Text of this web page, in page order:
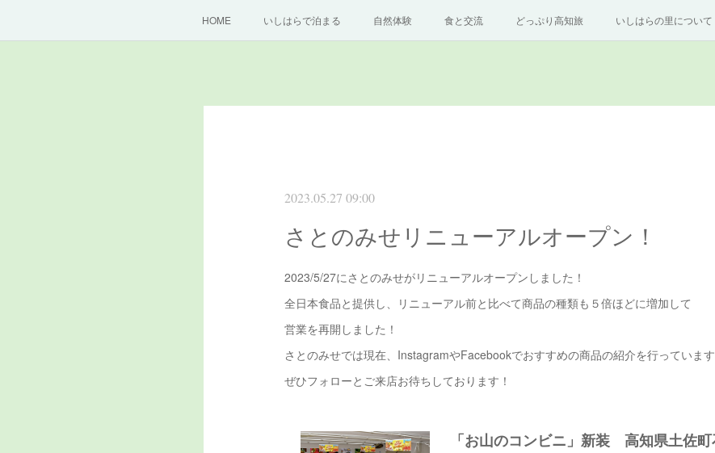
HOME いしはらで泊まる 自然体験 食と交流 どっぷり高知旅 いしはらの里について
2023.05.27 09:00
さとのみせリニューアルオープン！
2023/5/27にさとのみせがリニューアルオープンしました！
全日本食品と提供し、リニューアル前と比べて商品の種類も５倍ほどに増加して
営業を再開しました！
さとのみせでは現在、InstagramやFacebookでおすすめの商品の紹介を行っています
ぜひフォローとご来店お待ちしております！